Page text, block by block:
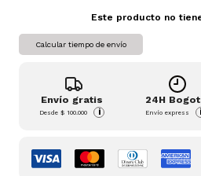
Este producto no
Calcular tiempo de envío
Envío gratis
Desde$ 100.000 i
24H
Envío express i